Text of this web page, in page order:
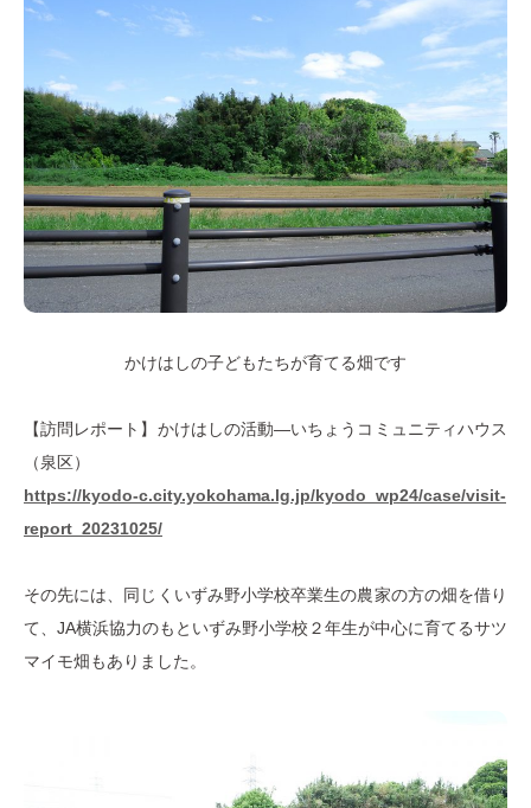
かけはしの子どもたちが育てる畑です
【訪問レポート】かけはしの活動―いちょうコミュニティハウス
（泉区）
https://kyodo-c.city.yokohama.lg.jp/kyodo_wp24/case/visit-
report_20231025/
その先には、同じくいずみ野小学校卒業生の農家の方の畑を借り
て、JA横浜協力のもといずみ野小学校２年生が中心に育てるサツ
マイモ畑もありました。